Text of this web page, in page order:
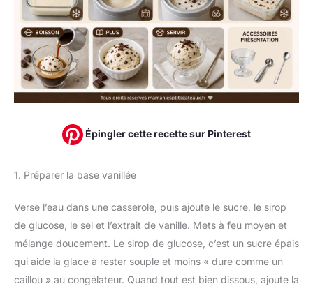
Épingler cette recette sur Pinterest
1. Préparer la base vanillée
Verse l’eau dans une casserole, puis ajoute le sucre, le sirop
de glucose, le sel et l’extrait de vanille. Mets à feu moyen et
mélange doucement. Le sirop de glucose, c’est un sucre épais
qui aide la glace à rester souple et moins « dure comme un
caillou » au congélateur. Quand tout est bien dissous, ajoute la